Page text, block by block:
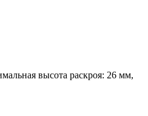
высота раскроя: 26 мм,